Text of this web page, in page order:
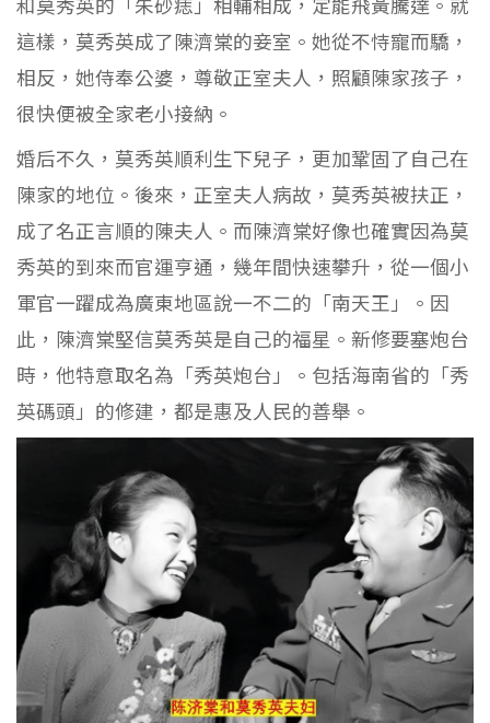
這樣，莫秀英成了陳濟棠的妾室。她從不恃寵而驕，
相反，她侍奉公婆，尊敬正室夫人，照顧陳家孩子，
很快便被全家老小接納。
婚后不久，莫秀英順利生下兒子，更加鞏固了自己在
陳家的地位。後來，正室夫人病故，莫秀英被扶正，
成了名正言順的陳夫人。而陳濟棠好像也確實因為莫
秀英的到來而官運亨通，幾年間快速攀升，從一個小
軍官一躍成為廣東地區說一不二的「南天王」。因
此，陳濟棠堅信莫秀英是自己的福星。新修要塞炮台
時，他特意取名為「秀英炮台」。包括海南省的「秀
英碼頭」的修建，都是惠及人民的善舉。